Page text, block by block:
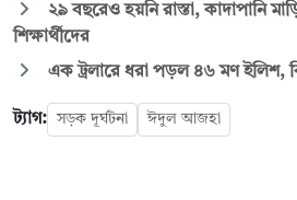
২৯ বছরেও হয়নি রাস্তা, কাদাপানি
শিক্ষার্থীদের
এক ট্রলারে ধরা পড়ল ৪৬ মণ ইলিশ,
ট্যাগ: সড়ক দূর্ঘটনা ঈদুল আজহা